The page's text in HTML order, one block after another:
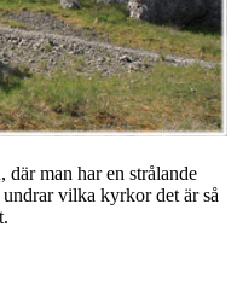
man har en strålande
vilka kyrkor det är så